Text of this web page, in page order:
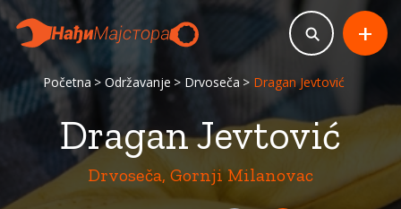
Početna Održavanje Drvoseča Dragan Jevtović
Dragan Jevtović
Drvoseča, Gornji Milanovac
+